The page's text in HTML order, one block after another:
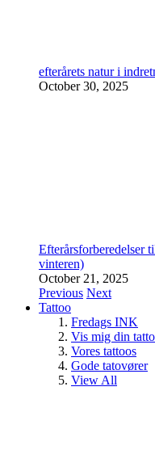
efterårets natur i
October 30, 2025
Efterårsforberedelser
vinteren)
October 21, 2025
Previous Next
Tattoo
Fredags INK
Vis mig din
Vores tattoos
Gode tatovører
View All